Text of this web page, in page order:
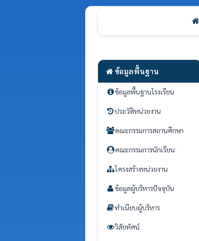
ข้อมูลพื้นฐาน
ข้อมูลพื้นฐานโรงเรียน
ประวัติหน่วยงาน
คณะกรรมการสถานศึกษา
คณะกรรมการนักเรียน
โครงสร้างหน่วยงาน
ข้อมูลผู้บริหารปัจจุบัน
ทำเนียบผู้บริหาร
วิสัยทัศน์